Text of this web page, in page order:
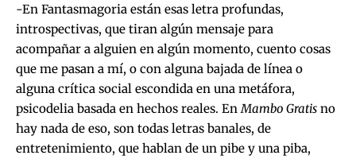
-En Fantasmagoria están esas letra profundas,
introspectivas, que tiran algún mensaje para
acompañar a alguien en algún momento, cuento cosas
que me pasan a mí, o con alguna bajada de línea o
alguna crítica social escondida en una metáfora,
psicodelia basada en hechos reales. En Mambo Gratis no
hay nada de eso, son todas letras banales, de
entretenimiento, que hablan de un pibe y una piba,